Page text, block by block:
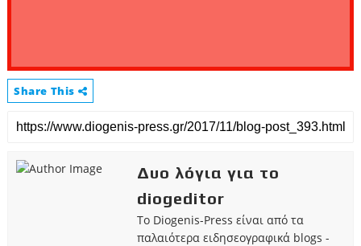
Share This
Δυο λόγια για το
diogeditor
Το Diogenis-Press είναι από τα
παλαιότερα ειδησεογραφικά blogs -